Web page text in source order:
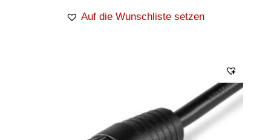
Auf die Wunschliste setzen